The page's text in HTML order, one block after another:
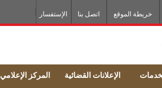
الإستفسار اتصل بنا خريطة الموقع
الإعلانات القضائية المركز الإعلامي